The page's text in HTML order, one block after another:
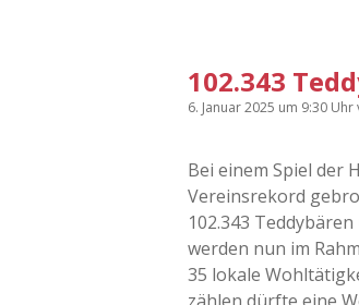
102.343
6. Januar 2025 um 9:30 Uhr
Bei einem Spiel der
Vereinsrekord
102.343
werden nun im
35 lokale
zählen dürfte eine